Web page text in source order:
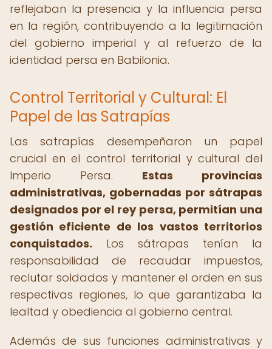
reflejaban la presencia y la influencia persa
en la región, contribuyendo a la legitimación
del gobierno imperial y al refuerzo de la
identidad persa en Babilonia.
Control Territorial y Cultural: El
Papel de las Satrapías
Las satrapías desempeñaron un papel
crucial en el control territorial y cultural del
Imperio Persa. Estas provincias
administrativas, gobernadas por sátrapas
designados por el rey persa, permitían una
gestión eficiente de los vastos territorios
conquistados. Los sátrapas tenían la
responsabilidad de recaudar impuestos,
reclutar soldados y mantener el orden en sus
respectivas regiones, lo que garantizaba la
lealtad y obediencia al gobierno central.
Además de sus funciones administrativas y